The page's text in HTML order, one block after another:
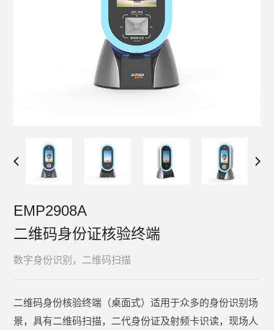
EMP2908A
二维码身份证核验终端
数字身份识别，二维码扫描
二维码身份核验终端（桌面式）适用于众多的身份识别场
景，具有二维码扫描，二代身份证及射频卡识读，现场人